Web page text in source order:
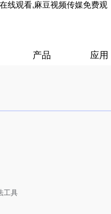
线观看,麻豆视频传媒免费观
产品 应用
工具